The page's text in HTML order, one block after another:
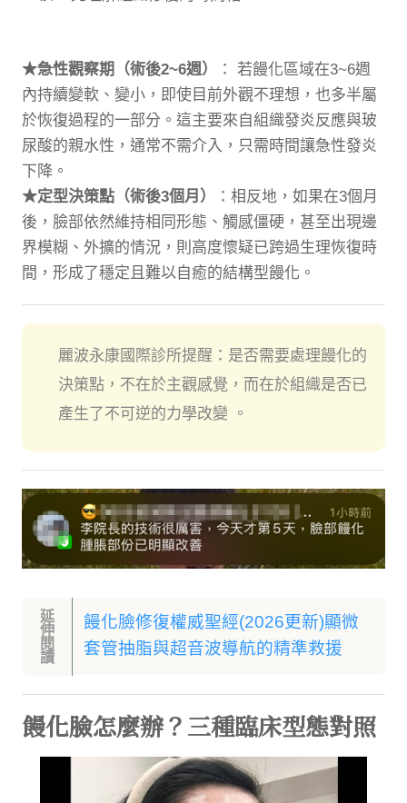
★急性觀察期（術後2~6週）
： 若饅化區域在3~6週
內持續變軟、變小，即使目前外觀不理想，也多半屬
於恢復過程的一部分。這主要來自組織發炎反應與玻
尿酸的親水性，通常不需介入，只需時間讓急性發炎
下降。
★定型決策點（術後3個月）
：相反地，如果在3個月
後，臉部依然維持相同形態、觸感僵硬，甚至出現邊
界模糊、外擴的情況，則高度懷疑已跨過生理恢復時
間，形成了穩定且難以自癒的結構型饅化。
麗波永康國際診所提醒：是否需要處理饅化的
決策點，不在於主觀感覺，而在於組織是否已
產生了不可逆的力學改變 。
延
伸
閱
讀
饅化臉修復權威聖經(2026更新)顯微
套管抽脂與超音波導航的精準救援
饅化臉怎麼辦？三種臨床型態對照